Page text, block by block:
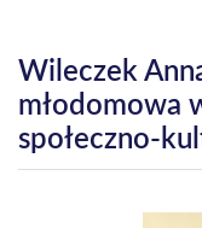
Wileczek
młodomowa
społeczno-